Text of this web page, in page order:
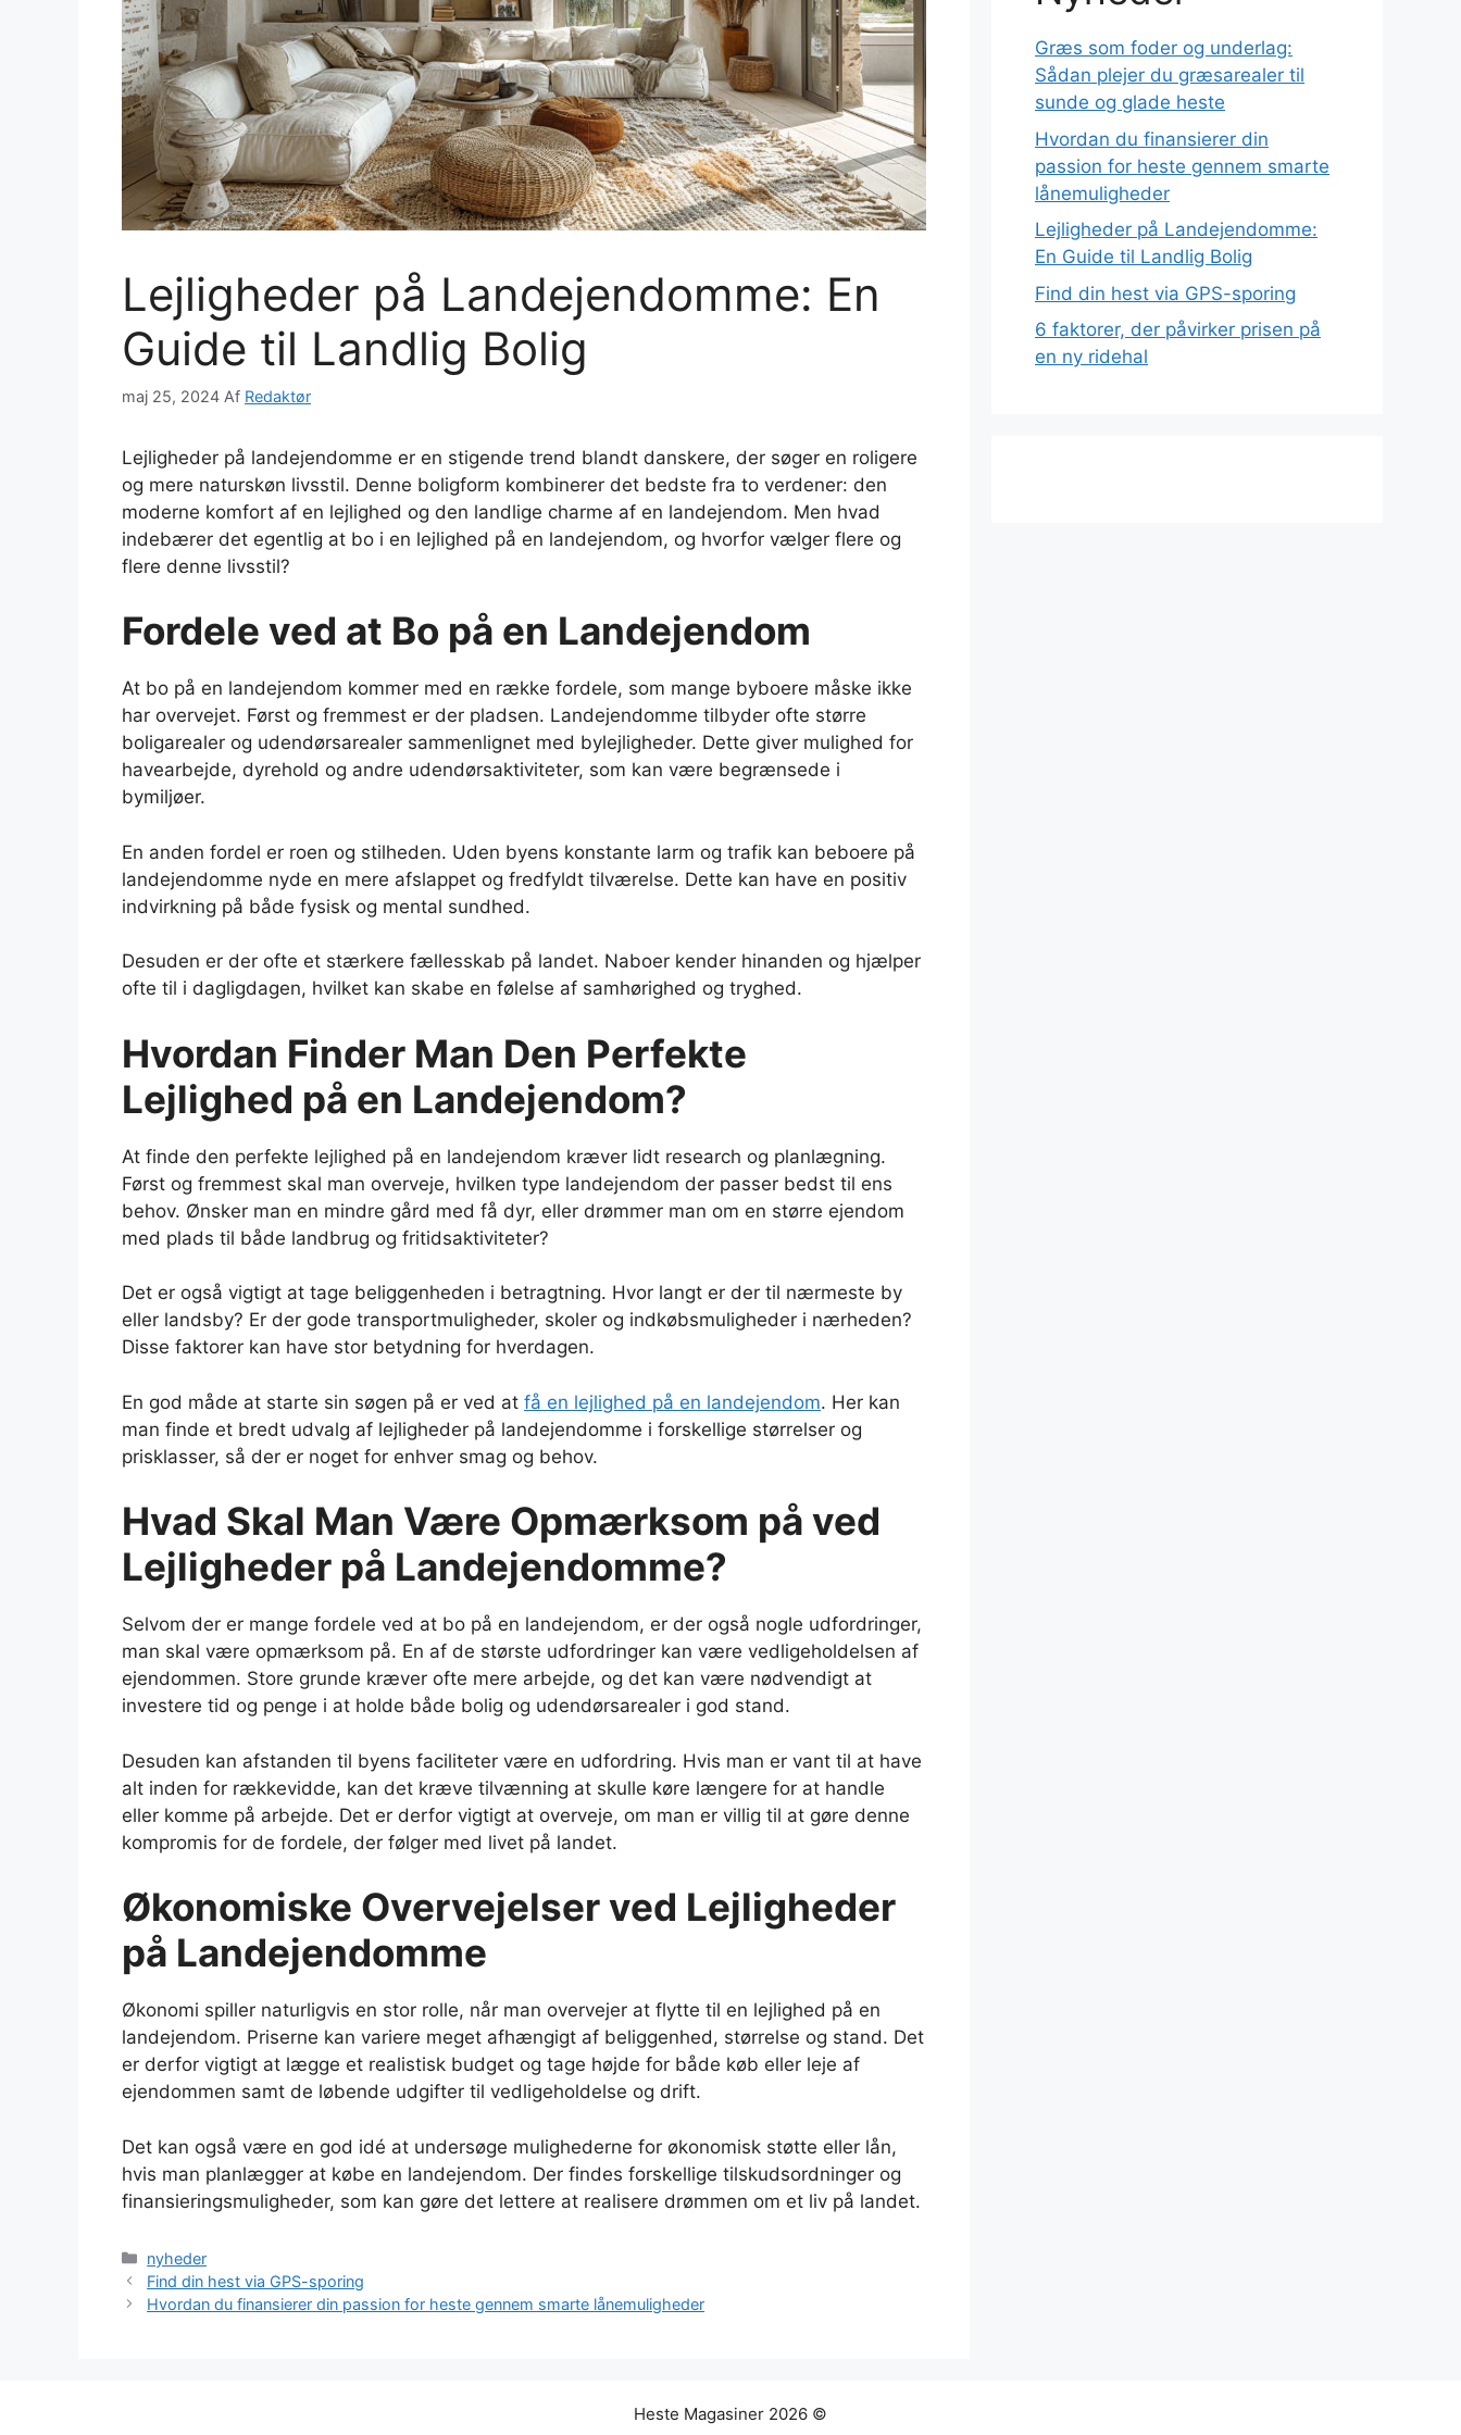
Lejligheder på Landejendomme: En
Guide til Landlig Bolig
maj 25, 2024 Af Redaktør
Lejligheder på landejendomme er en stigende trend blandt danskere, der søger en roligere
og mere naturskøn livsstil. Denne boligform kombinerer det bedste fra to verdener: den
moderne komfort af en lejlighed og den landlige charme af en landejendom. Men hvad
indebærer det egentlig at bo i en lejlighed på en landejendom, og hvorfor vælger flere og
flere denne livsstil?
Fordele ved at Bo på en Landejendom
At bo på en landejendom kommer med en række fordele, som mange byboere måske ikke
har overvejet. Først og fremmest er der pladsen. Landejendomme tilbyder ofte større
boligarealer og udendørsarealer sammenlignet med bylejligheder. Dette giver mulighed for
havearbejde, dyrehold og andre udendørsaktiviteter, som kan være begrænsede i
bymiljøer.
En anden fordel er roen og stilheden. Uden byens konstante larm og trafik kan beboere på
landejendomme nyde en mere afslappet og fredfyldt tilværelse. Dette kan have en positiv
indvirkning på både fysisk og mental sundhed.
Desuden er der ofte et stærkere fællesskab på landet. Naboer kender hinanden og hjælper
ofte til i dagligdagen, hvilket kan skabe en følelse af samhørighed og tryghed.
Hvordan Finder Man Den Perfekte
Lejlighed på en Landejendom?
At finde den perfekte lejlighed på en landejendom kræver lidt research og planlægning.
Først og fremmest skal man overveje, hvilken type landejendom der passer bedst til ens
behov. Ønsker man en mindre gård med få dyr, eller drømmer man om en større ejendom
med plads til både landbrug og fritidsaktiviteter?
Det er også vigtigt at tage beliggenheden i betragtning. Hvor langt er der til nærmeste by
eller landsby? Er der gode transportmuligheder, skoler og indkøbsmuligheder i nærheden?
Disse faktorer kan have stor betydning for hverdagen.
En god måde at starte sin søgen på er ved at få en lejlighed på en landejendom. Her kan
man finde et bredt udvalg af lejligheder på landejendomme i forskellige størrelser og
prisklasser, så der er noget for enhver smag og behov.
Hvad Skal Man Være Opmærksom på ved
Lejligheder på Landejendomme?
Selvom der er mange fordele ved at bo på en landejendom, er der også nogle udfordringer,
man skal være opmærksom på. En af de største udfordringer kan være vedligeholdelsen af
ejendommen. Store grunde kræver ofte mere arbejde, og det kan være nødvendigt at
investere tid og penge i at holde både bolig og udendørsarealer i god stand.
Desuden kan afstanden til byens faciliteter være en udfordring. Hvis man er vant til at have
alt inden for rækkevidde, kan det kræve tilvænning at skulle køre længere for at handle
eller komme på arbejde. Det er derfor vigtigt at overveje, om man er villig til at gøre denne
kompromis for de fordele, der følger med livet på landet.
Økonomiske Overvejelser ved Lejligheder
på Landejendomme
Økonomi spiller naturligvis en stor rolle, når man overvejer at flytte til en lejlighed på en
landejendom. Priserne kan variere meget afhængigt af beliggenhed, størrelse og stand. Det
er derfor vigtigt at lægge et realistisk budget og tage højde for både køb eller leje af
ejendommen samt de løbende udgifter til vedligeholdelse og drift.
Det kan også være en god idé at undersøge mulighederne for økonomisk støtte eller lån,
hvis man planlægger at købe en landejendom. Der findes forskellige tilskudsordninger og
finansieringsmuligheder, som kan gøre det lettere at realisere drømmen om et liv på landet.
Kategorier
nyheder
Find din hest via GPS-sporing
Hvordan du finansierer din passion for heste gennem smarte lånemuligheder
Græs som foder og underlag:
Sådan plejer du græsarealer til
sunde og glade heste
Hvordan du finansierer din
passion for heste gennem smarte
lånemuligheder
Lejligheder på Landejendomme:
En Guide til Landlig Bolig
Find din hest via GPS-sporing
6 faktorer, der påvirker prisen på
en ny ridehal
Heste Magasiner 2026 ©